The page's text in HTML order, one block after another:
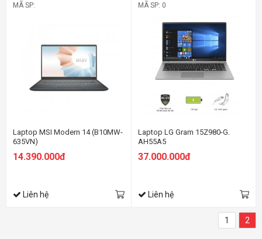
MÃ SP:
Laptop MSI Modern 14 (B10MW-
635VN)
14.390.000đ
Liên hệ
MÃ SP: 0
Laptop LG Gram 15Z980-G.
AH55A5
37.000.000đ
Liên hệ
1 2